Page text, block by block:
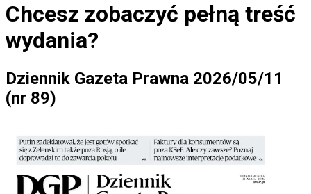
Chcesz zobaczyć pełną treść
wydania?
Dziennik Gazeta Prawna 2026/05/11
(nr 89)